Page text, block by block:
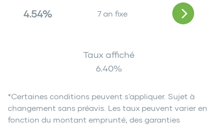
4.54% 7 an fixe
Taux affiché
6.40%
*Certaines conditions peuvent s'appliquer. Sujet à
changement sans préavis. Les taux peuvent varier en
fonction du montant emprunté, des garanties